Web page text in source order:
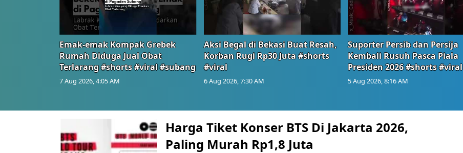
Emak-emak Kompak Grebek
Rumah Diduga Jual Obat
Terlarang #shorts #viral #subang
7 Aug 2026, 4:05 AM
Aksi Begal di Bekasi Buat Resah,
Korban Rugi Rp30 Juta #shorts
#viral
6 Aug 2026, 7:30 AM
Suporter Persib dan Persija
Kembali Rusuh Pasca Piala
Presiden 2026 #shorts #viral
5 Aug 2026, 8:16 AM
Berita Terkini Lainnya
Harga Tiket Konser BTS Di Jakarta 2026,
Paling Murah Rp1,8 Juta